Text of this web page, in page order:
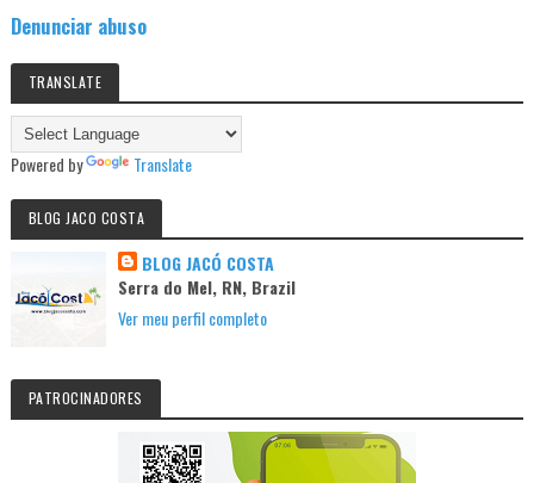
Denunciar abuso
TRANSLATE
Powered by Translate
BLOG JACO COSTA
BLOG JACÓ COSTA
Serra do Mel, RN, Brazil
Ver meu perfil completo
PATROCINADORES